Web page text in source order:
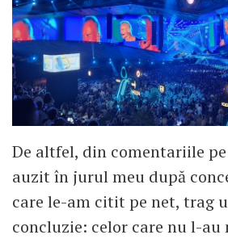
De altfel, din comentariile
auzit în jurul meu după
care le-am citit pe net, trag
concluzie: celor care nu l-au